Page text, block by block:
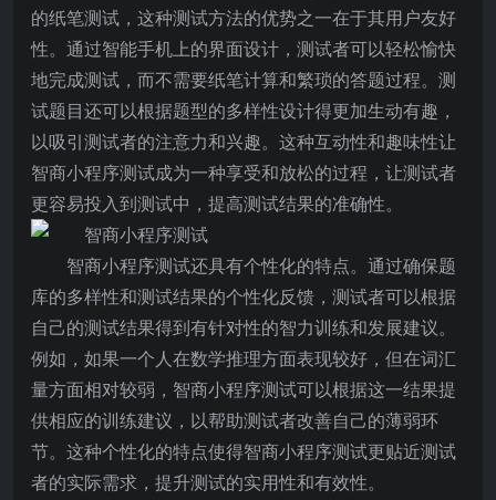
的纸笔测试，这种测试方法的优势之一在于其用户友好
性。通过智能手机上的界面设计，测试者可以轻松愉快
地完成测试，而不需要纸笔计算和繁琐的答题过程。测
试题目还可以根据题型的多样性设计得更加生动有趣，
以吸引测试者的注意力和兴趣。这种互动性和趣味性让
智商小程序测试成为一种享受和放松的过程，让测试者
更容易投入到测试中，提高测试结果的准确性。
智商小程序测试还具有个性化的特点。通过确保题
库的多样性和测试结果的个性化反馈，测试者可以根据
自己的测试结果得到有针对性的智力训练和发展建议。
例如，如果一个人在数学推理方面表现较好，但在词汇
量方面相对较弱，智商小程序测试可以根据这一结果提
供相应的训练建议，以帮助测试者改善自己的薄弱环
节。这种个性化的特点使得智商小程序测试更贴近测试
者的实际需求，提升测试的实用性和有效性。